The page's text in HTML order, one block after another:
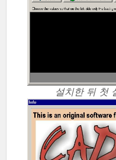
설치한 뒤 첫